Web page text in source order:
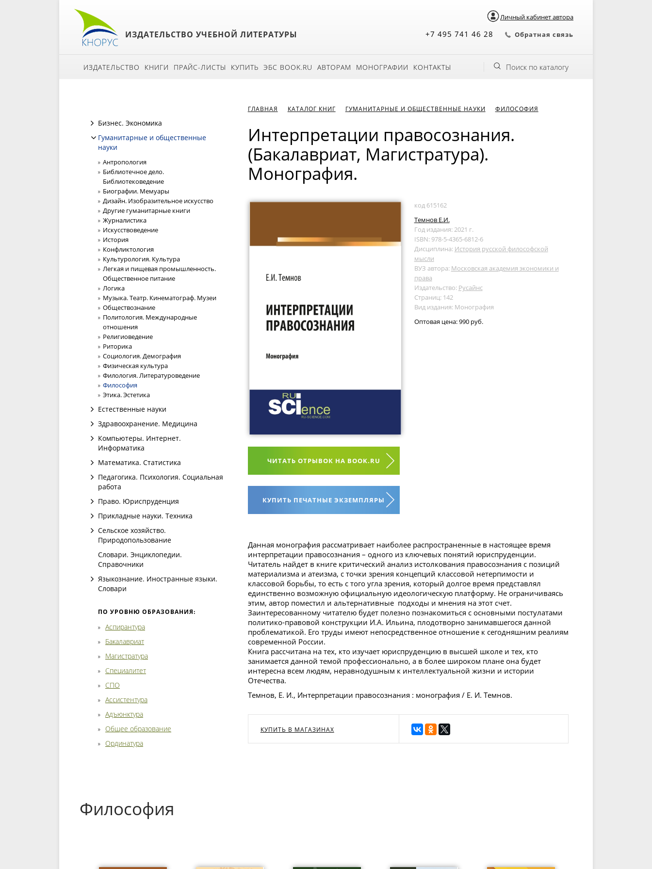
Личный кабинет автора
ИЗДАТЕЛЬСТВО УЧЕБНОЙ ЛИТЕРАТУРЫ +7 495 741 46 28 Обратная связь
ИЗДАТЕЛЬСТВО КНИГИ ПРАЙС-ЛИСТЫ КУПИТЬ ЭБС BOOK.RU АВТОРАМ МОНОГРАФИИ КОНТАКТЫ Поиск по каталогу
Бизнес. Экономика
Гуманитарные и общественные
науки
Антропология
Библиотечное дело.
Библиотековедение
Биографии. Мемуары
Дизайн. Изобразительное искусство
Другие гуманитарные книги
Журналистика
Искусствоведение
История
Конфликтология
Культурология. Культура
Легкая и пищевая промышленность.
Общественное питание
Логика
Музыка. Театр. Кинематограф. Музеи
Обществознание
Политология. Международные
отношения
Религиоведение
Риторика
Социология. Демография
Физическая культура
Филология. Литературоведение
Философия
Этика. Эстетика
Естественные науки
Здравоохранение. Медицина
Компьютеры. Интернет.
Информатика
Математика. Статистика
Педагогика. Психология. Социальная
работа
Право. Юриспруденция
Прикладные науки. Техника
Сельское хозяйство.
Природопользование
Словари. Энциклопедии.
Справочники
Языкознание. Иностранные языки.
Словари
ПО УРОВНЮ ОБРАЗОВАНИЯ:
Аспирантура
Бакалавриат
Магистратура
Специалитет
СПО
Ассистентура
Адъюнктура
Общее образование
Ординатура
ГЛАВНАЯ КАТАЛОГ КНИГ ГУМАНИТАРНЫЕ И ОБЩЕСТВЕННЫЕ НАУКИ ФИЛОСОФИЯ
Интерпретации правосознания.
(Бакалавриат, Магистратура).
Монография.
ЧИТАТЬ ОТРЫВОК НА BOOK.RU
КУПИТЬ ПЕЧАТНЫЕ ЭКЗЕМПЛЯРЫ
код 615162
Темнов Е.И.
Год издания: 2021 г.
ISBN: 978-5-4365-6812-6
Дисциплина: История русской философской
мысли
ВУЗ автора: Московская академия экономики и
права
Издательство: Русайнс
Страниц: 142
Вид издания: Монография
Оптовая цена:990 руб.
Данная монография рассматривает наиболее распространенные в настоящее время
интерпретации правосознания – одного из ключевых понятий юриспруденции.
Читатель найдет в книге критический анализ истолкования правосознания с позиций
материализма и атеизма, с точки зрения концепций классовой нетерпимости и
классовой борьбы, то есть с того угла зрения, который долгое время представлял
единственно возможную официальную идеологическую платформу. Не ограничиваясь
этим, автор поместил и альтернативные подходы и мнения на этот счет.
Заинтересованному читателю будет полезно познакомиться с основными постулатами
политико-правовой конструкции И.А. Ильина, плодотворно занимавшегося данной
проблематикой. Его труды имеют непосредственное отношение к сегодняшним реалиям
современной России.
Книга рассчитана на тех, кто изучает юриспруденцию в высшей школе и тех, кто
занимается данной темой профессионально, а в более широком плане она будет
интересна всем людям, неравнодушным к интеллектуальной жизни и истории
Отечества.
Темнов, Е. И., Интерпретации правосознания : монография / Е. И. Темнов.
КУПИТЬ В МАГАЗИНАХ
Философия